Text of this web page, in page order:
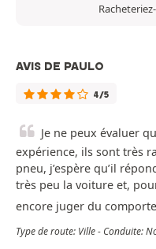
AVIS DE PAULO
4/5
Je ne peux évaluer
expérience, ils sont très
pneu, j’espère qu’il
très peu la voiture et,
encore juger du
Type de route: Ville - Conduite: